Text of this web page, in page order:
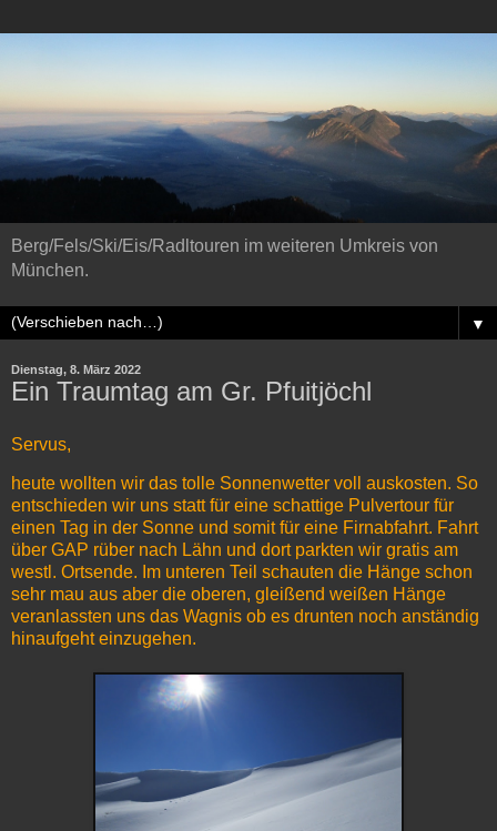
Berg/Fels/Ski/Eis/Radltouren im weiteren Umkreis von
München.
▼
Dienstag, 8. März 2022
Ein Traumtag am Gr. Pfuitjöchl
Servus,
heute wollten wir das tolle Sonnenwetter voll auskosten. So
entschieden wir uns statt für eine schattige Pulvertour für
einen Tag in der Sonne und somit für eine Firnabfahrt. Fahrt
über GAP rüber nach Lähn und dort parkten wir gratis am
westl. Ortsende. Im unteren Teil schauten die Hänge schon
sehr mau aus aber die oberen, gleißend weißen Hänge
veranlassten uns das Wagnis ob es drunten noch anständig
hinaufgeht einzugehen.